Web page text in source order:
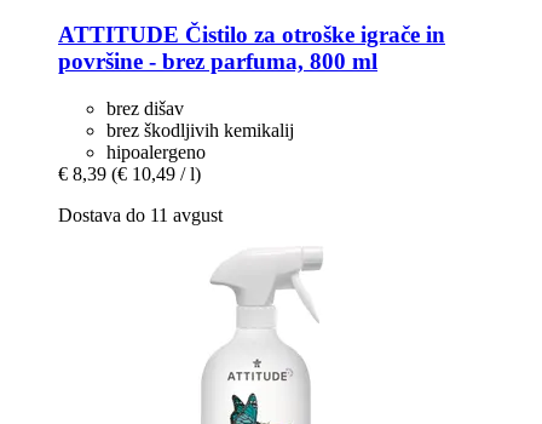
ATTITUDE Čistilo za otroške igrače in
površine -​ brez parfuma, 800 ml
brez dišav
brez škodljivih kemikalij
hipoalergeno
€ 8,39 (€ 10,49 / l)
Dostava do 11 avgust